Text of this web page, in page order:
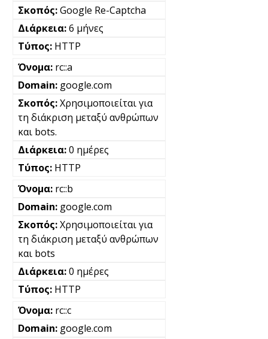
Google Re-Captcha
6 μήνες
HTTP
rc::a
google.com
Χρησιμοποιείται για
τη διάκριση μεταξύ ανθρώπων
και bots.
0 ημέρες
HTTP
rc::b
google.com
Χρησιμοποιείται για
τη διάκριση μεταξύ ανθρώπων
και bots
0 ημέρες
HTTP
rc::c
google.com